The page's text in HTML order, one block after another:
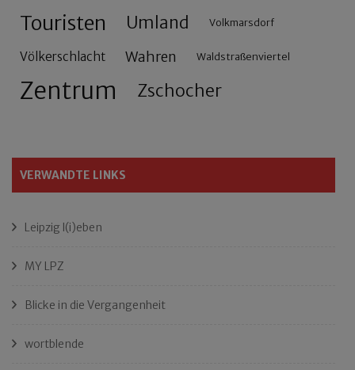
Touristen Umland Volkmarsdorf
Völkerschlacht Wahren Waldstraßenviertel
Zentrum Zschocher
VERWANDTE LINKS
Leipzig l(i)eben
MY LPZ
Blicke in die Vergangenheit
wortblende